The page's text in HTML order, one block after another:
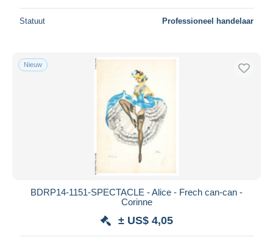
Statuut Professioneel handelaar
Nieuw
BDRP14-1151-SPECTACLE - Alice - Frech can-can -
Corinne
± US$ 4,05